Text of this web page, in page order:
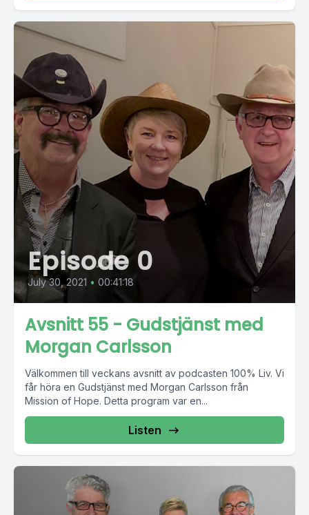
Episode 0
July 30, 2021 • 00:41:18
Avsnitt 55 - Gudstjänst med
Morgan Carlsson
Välkommen till veckans avsnitt av podcasten 100% Liv. Vi
får höra en Gudstjänst med Morgan Carlsson från
Mission of Hope. Detta program var en...
Listen